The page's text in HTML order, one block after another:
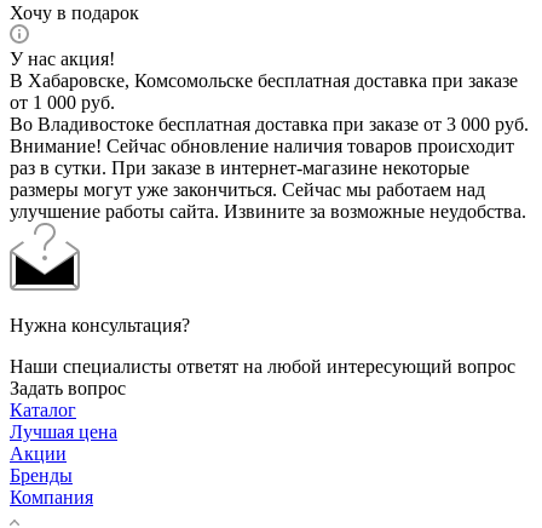
Хочу в подарок
У нас акция!
В Хабаровске, Комсомольске бесплатная доставка при заказе
от 1 000 руб.
Во Владивостоке бесплатная доставка при заказе от 3 000 руб.
Внимание! Сейчас обновление наличия товаров происходит
раз в сутки. При заказе в интернет-магазине некоторые
размеры могут уже закончиться. Сейчас мы работаем над
улучшение работы сайта. Извините за возможные неудобства.
Нужна консультация?
Наши специалисты ответят на любой интересующий вопрос
Задать вопрос
Каталог
Лучшая цена
Акции
Бренды
Компания